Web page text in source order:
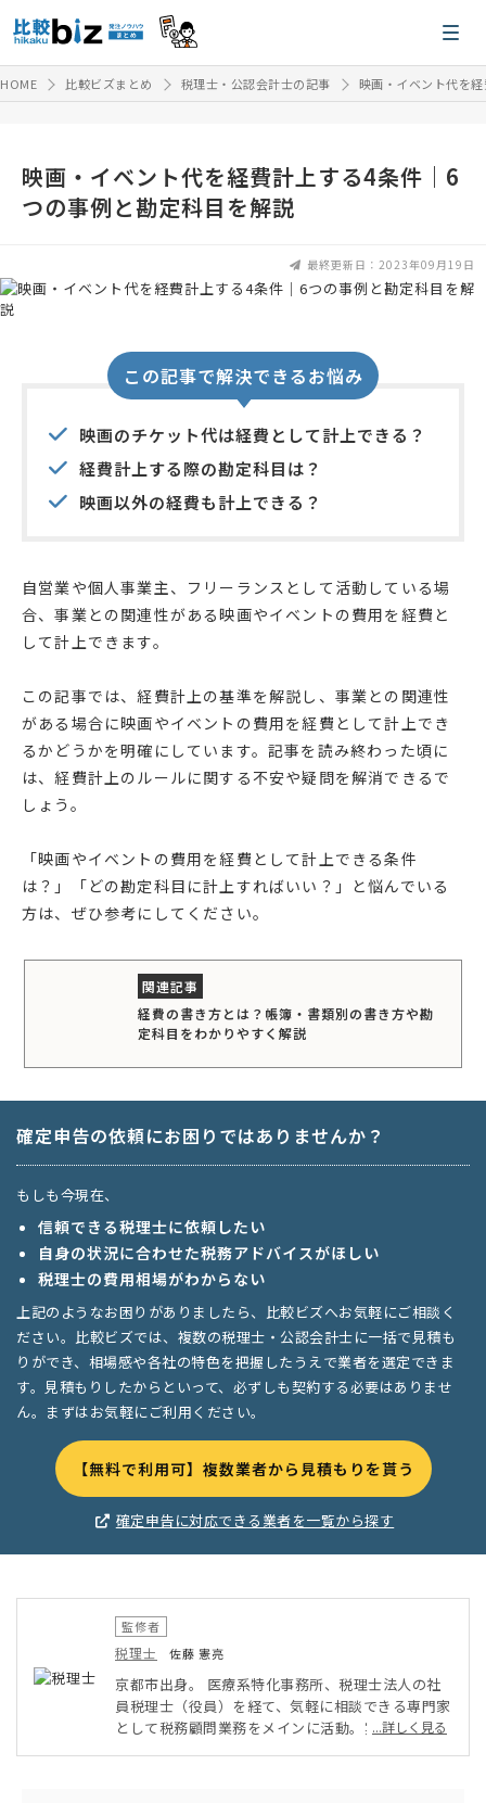
HOME 比較ビズまとめ 税理士・公認会計士の記事 映画・イベント代を
映画・イベント代を経費計上する4条件｜6
つの事例と勘定科目を解説
最終更新日：2023年09月19日
この記事で解決できるお悩み
映画のチケット代は経費として計上できる？
経費計上する際の勘定科目は？
映画以外の経費も計上できる？
自営業や個人事業主、フリーランスとして活動している場
合、事業との関連性がある映画やイベントの費用を経費と
して計上できます。
この記事では、経費計上の基準を解説し、事業との関連性
がある場合に映画やイベントの費用を経費として計上でき
るかどうかを明確にしています。記事を読み終わった頃に
は、経費計上のルールに関する不安や疑問を解消できるで
しょう。
「映画やイベントの費用を経費として計上できる条件
は？」「どの勘定科目に計上すればいい？」と悩んでいる
方は、ぜひ参考にしてください。
経費の書き方とは？帳簿・書類別の書き方や勘
定科目をわかりやすく解説
確定申告の依頼にお困りではありませんか？
もしも今現在、
信頼できる税理士に依頼したい
自身の状況に合わせた税務アドバイスがほしい
税理士の費用相場がわからない
上記のようなお困りがありましたら、比較ビズへお気軽にご相談く
ださい。比較ビズでは、複数の税理士・公認会計士に一括で見積も
りができ、相場感や各社の特色を把握したうえで業者を選定できま
す。見積もりしたからといって、必ずしも契約する必要はありませ
ん。まずはお気軽にご利用ください。
【無料で利用可】複数業者から見積もりを貰う
確定申告に対応できる業者を一覧から探す
監修者
税理士 佐藤 憲亮
京都市出身。 医療系特化事務所、税理士法人の社
員税理士（役員）を経て、気軽に相談できる専門家
として税務顧問業務をメインに活動。実務で得た知
...詳しく見る